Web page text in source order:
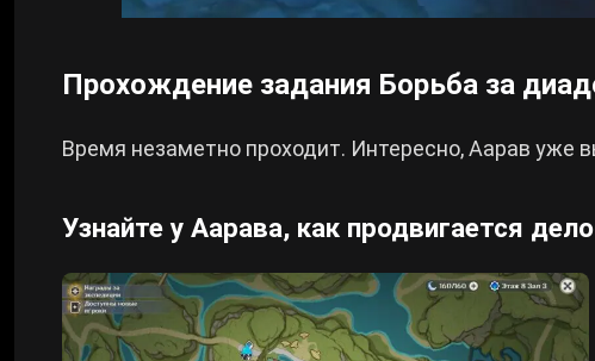
Прохождение задания Борьба за
Время незаметно проходит. Интересно, Аарав уже
Узнайте у Аарава, как продвигается дело